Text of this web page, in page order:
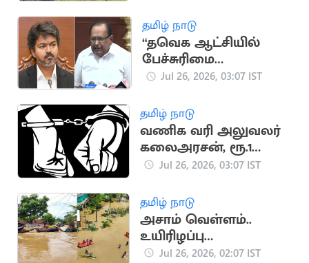
தமிழ் நாடு
“தவெக ஆட்சியில்
பேச்சுரிமை
பறிக்கப்பட்டுள்ளது”..
ரகுபதி குற்றச்சாட்டு
Jul 26, 2026, 03:07 IST
தமிழ் நாடு
வணிக வரி அலுவலர்
கலைஅரசன், ரூ.1
லட்சம் லஞ்சம் கேட்ட
Jul 26, 2026, 03:07 IST
தமிழ் நாடு
அசாம் வெள்ளம்..
உயிரிழப்பு
எண்ணிக்கை
Jul 26, 2026, 02:07 IST